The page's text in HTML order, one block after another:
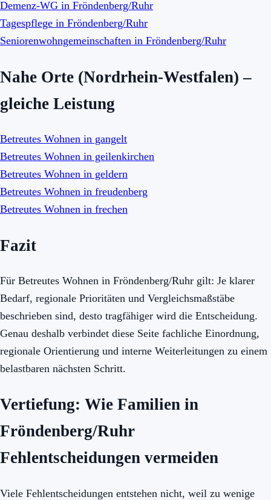
Demenz-WG in Fröndenberg/Ruhr
Tagespflege in Fröndenberg/Ruhr
Seniorenwohngemeinschaften in Fröndenberg/Ruhr
Nahe Orte (Nordrhein-Westfalen) –
gleiche Leistung
Betreutes Wohnen in gangelt
Betreutes Wohnen in geilenkirchen
Betreutes Wohnen in geldern
Betreutes Wohnen in freudenberg
Betreutes Wohnen in frechen
Fazit
Für Betreutes Wohnen in Fröndenberg/Ruhr gilt: Je klarer
Bedarf, regionale Prioritäten und Vergleichsmaßstäbe
beschrieben sind, desto tragfähiger wird die Entscheidung.
Genau deshalb verbindet diese Seite fachliche Einordnung,
regionale Orientierung und interne Weiterleitungen zu einem
belastbaren nächsten Schritt.
Vertiefung: Wie Familien in
Fröndenberg/Ruhr
Fehlentscheidungen vermeiden
Viele Fehlentscheidungen entstehen nicht, weil zu wenige